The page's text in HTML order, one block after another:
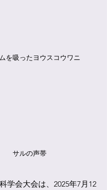
を吸ったヨウスコウワニ
サルの声帯
学会大会は、2025年7月12